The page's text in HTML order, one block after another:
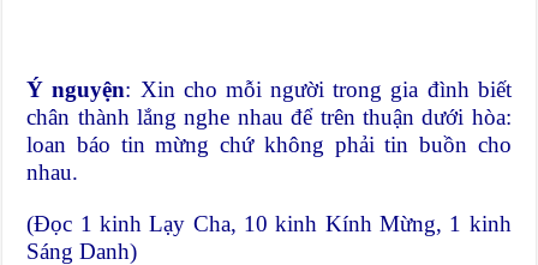
Ý nguyện: Xin cho mỗi người trong gia đình biết
chân thành lắng nghe nhau để trên thuận dưới hòa:
loan báo tin mừng chứ không phải tin buồn cho
nhau.
(Đọc 1 kinh Lạy Cha, 10 kinh Kính Mừng, 1 kinh
Sáng Danh)